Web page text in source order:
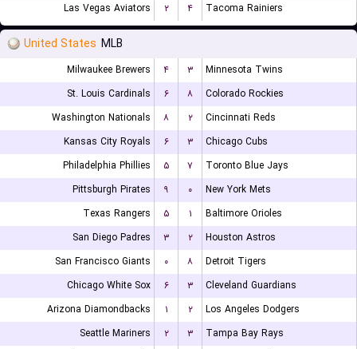
Las Vegas Aviators
۲ ۴ Tacoma Rainiers
United States MLB
Milwaukee Brewers ۴ ۳
Minnesota Twins
St. Louis Cardinals
۶ ۸
Colorado Rockies
Washington Nationals
۸ ۲
Cincinnati Reds
Kansas City Royals
۶ ۳
Chicago Cubs
Philadelphia Phillies
۵ ۷
Toronto Blue Jays
Pittsburgh Pirates
۹ ۰
New York Mets
Texas Rangers
۵ ۱
Baltimore Orioles
San Diego Padres
۳ ۲
Houston Astros
San Francisco Giants
۰ ۸
Detroit Tigers
Chicago White Sox
۶ ۳
Cleveland Guardians
Arizona Diamondbacks
۱ ۲
Los Angeles Dodgers
Seattle Mariners
۲ ۳
Tampa Bay Rays